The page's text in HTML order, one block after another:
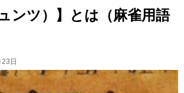
ンツ）】とは（麻雀用語
日